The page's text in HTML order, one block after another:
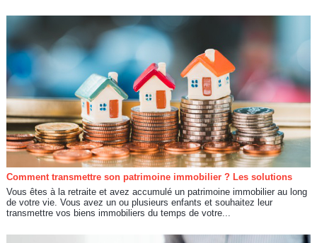
Comment transmettre son patrimoine immobilier ? Les solutions
Vous êtes à la retraite et avez accumulé un patrimoine immobilier au long
de votre vie. Vous avez un ou plusieurs enfants et souhaitez leur
transmettre vos biens immobiliers du temps de votre...